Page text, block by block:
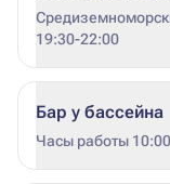
19:30-22:00
Бар у бассейна
Часы работы